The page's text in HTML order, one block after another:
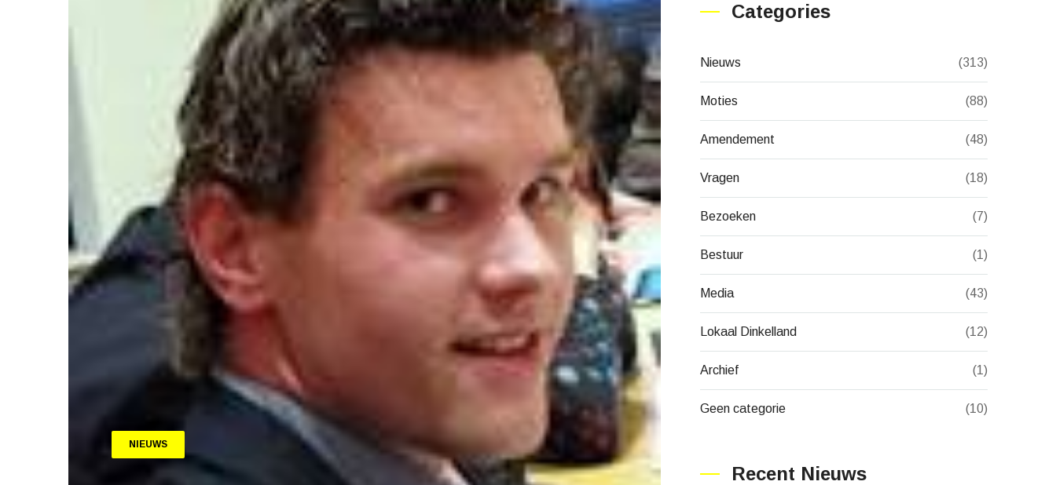
NIEUWS
Categories
Nieuws (313)
Moties (88)
Amendement (48)
Vragen (18)
Bezoeken (7)
Bestuur (1)
Media (43)
Lokaal Dinkelland (12)
Archief (1)
Geen categorie (10)
Recent Nieuws